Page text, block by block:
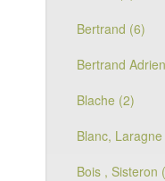
Bertrand (6)
Bertrand
Blache (2)
Blanc,
Bois , Sisteron